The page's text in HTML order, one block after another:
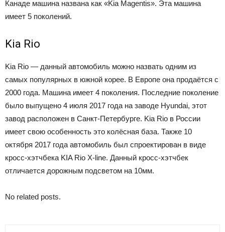
Канаде машина названа как «Kia Magentis». Эта машина
имеет 5 поколений.
Kia Rio
Kia Rio — данный автомобиль можно назвать одним из
самых популярных в южной корее. В Европе она продаётся с
2000 года. Машина имеет 4 поколения. Последние поколение
было выпущено 4 июля 2017 года на заводе Hyundai, этот
завод расположен в Санкт-Петербурге. Kia Rio в России
имеет свою особенность это колёсная база. Также 10
октября 2017 года автомобиль был спроектирован в виде
кросс-хэтчбека KIA Rio X-line. Данный кросс-хэтчбек
отличается дорожным подсветом на 10мм.
No related posts.